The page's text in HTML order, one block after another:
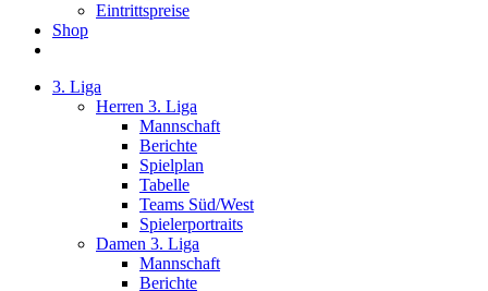
Eintrittspreise
Shop
3. Liga
Herren 3. Liga
Mannschaft
Berichte
Spielplan
Tabelle
Teams Süd/West
Spielerportraits
Damen 3. Liga
Mannschaft
Berichte